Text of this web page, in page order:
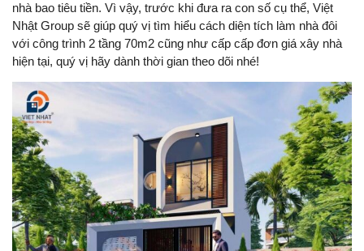
nhà bao tiêu tiền. Vì vậy, trước khi đưa ra con số cụ thể, Việt
Nhật Group sẽ giúp quý vị tìm hiểu cách diện tích làm nhà đôi
với công trình 2 tầng 70m2 cũng như cấp cấp đơn giá xây nhà
hiện tại, quý vị hãy dành thời gian theo dõi nhé!